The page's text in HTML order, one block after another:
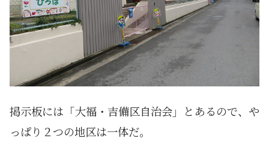
掲示板には「大福・吉備区自治会」とあるので、や
っぱり２つの地区は一体だ。